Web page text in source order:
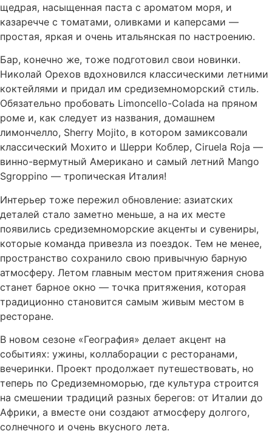
щедрая, насыщенная паста с ароматом моря, и
казаречче с томатами, оливками и каперсами —
простая, яркая и очень итальянская по настроению.
Бар, конечно же, тоже подготовил свои новинки.
Николай Орехов вдохновился классическими летними
коктейлями и придал им средиземноморский стиль.
Обязательно пробовать Limoncello-Colada на пряном
роме и, как следует из названия, домашнем
лимончелло, Sherry Mojito, в котором замиксовали
классический Мохито и Шерри Коблер, Ciruela Roja —
винно-вермутный Американо и самый летний Mango
Sgroppino — тропическая Италия!
Интерьер тоже пережил обновление: азиатских
деталей стало заметно меньше, а на их месте
появились средиземноморские акценты и сувениры,
которые команда привезла из поездок. Тем не менее,
пространство сохранило свою привычную барную
атмосферу. Летом главным местом притяжения снова
станет барное окно — точка притяжения, которая
традиционно становится самым живым местом в
ресторане.
В новом сезоне «География» делает акцент на
событиях: ужины, коллаборации с ресторанами,
вечеринки. Проект продолжает путешествовать, но
теперь по Средиземноморью, где культура строится
на смешении традиций разных берегов: от Италии до
Африки, а вместе они создают атмосферу долгого,
солнечного и очень вкусного лета.